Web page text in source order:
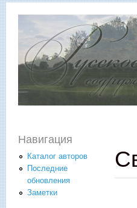
Навигация
Каталог авторов
Последние
обновления
Заметки